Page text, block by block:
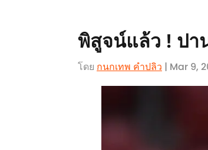
พิสูจน์แล้ว ! ปา
โดย กนกเทพ คำปลิว | Mar 9,